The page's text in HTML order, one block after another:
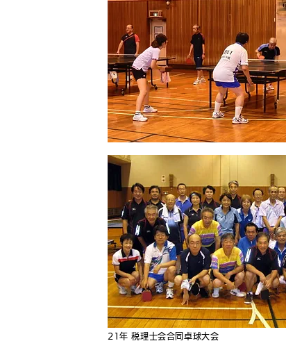
21年 税理士会合同卓球大会